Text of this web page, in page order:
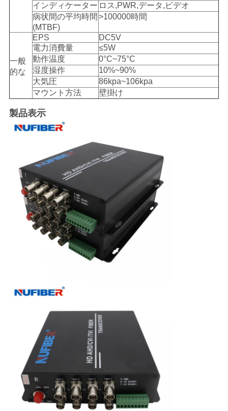
インディケーター ロス,PWR,データ,ビデオ
病状間の平均時間
(MTBF)
>100000時間
一般
的な
EPS
DC5V
電力消費量
≤5W
動作温度
0°C~75°C
湿度操作
10%~90%
大気圧
86kpa~106kpa
マウント方法
壁掛け
製品表示